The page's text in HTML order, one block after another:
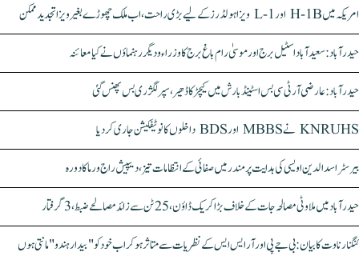
امریکہ میں H-1B اور L-1 ویزا ہولڈرز کے لیے بڑی راحت، اب ملک چھوڑے بغیر ویزا تجدید ممکن
حیدرآباد: سعیدآباد اسٹیل برج اور موسیٰ رام باغ برج کا وزراء و دیگر رہنماؤں نے کیا معائنہ
حیدرآباد: عارضی آر ٹی سی بس اسٹینڈ بارش میں کیچڑ کا ڈھیر، سپر لگژری بس پھنس گئی
KNRUHS نے MBBS اور BDS داخلوں کا نوٹیفکیشن جاری کر دیا
بیرسٹر اسدالدین اویسی کی ہدایت پر مندر میں صفائی کے انتظامات تیز، دیپیش راج ورما کا دورہ
حیدرآباد میں ملاوٹی مصالحہ جات کے خلاف بڑا کریک ڈاؤن، 25 ٹن سے زائد مصالحے ضبط، 3 گرفتار
کنگنا رناوت کا بیان: بی جے پی اور آر ایس ایس کے نظریات سے متاثر ہو کر اب خود کو "بیدار ہندو" مانتی ہوں